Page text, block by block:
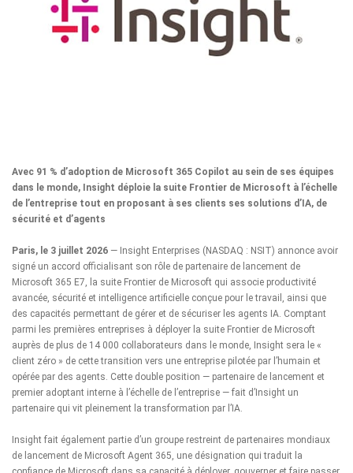
Avec 91 % d’adoption de Microsoft 365 Copilot au sein de ses équipes
dans le monde, Insight déploie la suite Frontier de Microsoft à l’échelle
de l’entreprise tout en proposant à ses clients ses solutions d’IA, de
sécurité et d’agents
Paris, le 3 juillet 2026 — Insight Enterprises (NASDAQ : NSIT) annonce avoir
signé un accord officialisant son rôle de partenaire de lancement de
Microsoft 365 E7, la suite Frontier de Microsoft qui associe productivité
avancée, sécurité et intelligence artificielle conçue pour le travail, ainsi que
des capacités permettant de gérer et de sécuriser les agents IA. Comptant
parmi les premières entreprises à déployer la suite Frontier de Microsoft
auprès de plus de 14 000 collaborateurs dans le monde, Insight sera le «
client zéro » de cette transition vers une entreprise pilotée par l’humain et
opérée par des agents. Cette double position — partenaire de lancement et
premier adoptant interne à l’échelle de l’entreprise — fait d’Insight un
partenaire qui vit pleinement la transformation par l’IA.
Insight fait également partie d’un groupe restreint de partenaires mondiaux
de lancement de Microsoft Agent 365, une désignation qui traduit la